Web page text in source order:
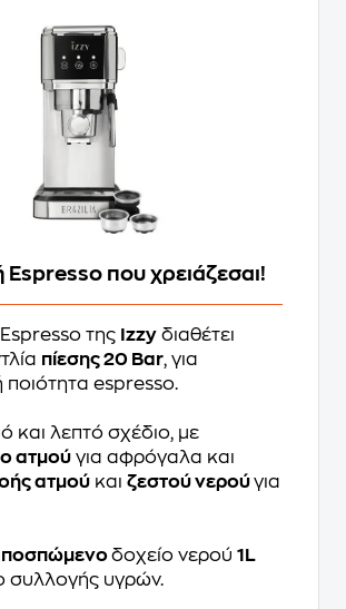
Espresso που χρειάζεσαι!
της Izzy διαθέτει
πίεσης 20 Bar, για
ποιότητα espresso.
και λεπτό σχέδιο, με
ατμού για αφρόγαλα και
ατμού και ζεστού νερούγια
δοχείο νερού 1L
συλλογής υγρών.